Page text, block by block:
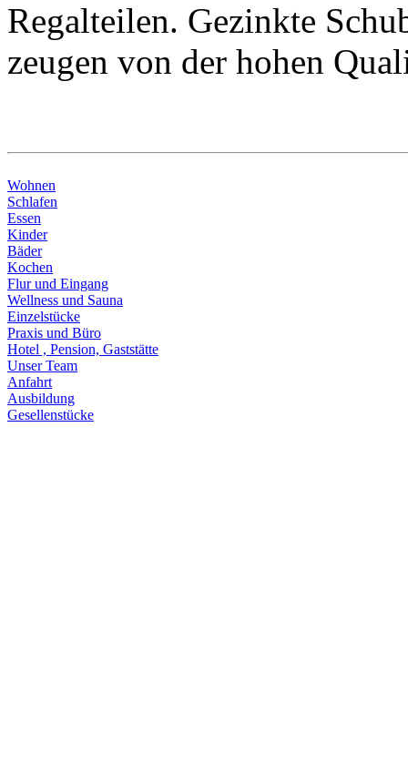
Regalteilen. Gezinkte
zeugen von der hohen
Wohnen
Schlafen
Essen
Kinder
Bäder
Kochen
Flur und Eingang
Wellness und Sauna
Einzelstücke
Praxis und Büro
Hotel , Pension, Gaststätte
Unser Team
Anfahrt
Ausbildung
Gesellenstücke